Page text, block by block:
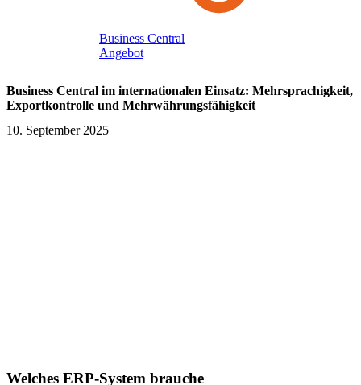
Business Central
Angebot
Business Central im internationalen Einsatz: Mehrsprachigkeit,
Exportkontrolle und Mehrwährungsfähigkeit
10. September 2025
Welches ERP-System brauche